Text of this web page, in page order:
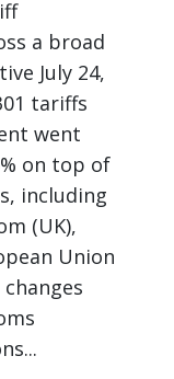
a broad
July 24,
tariffs
went
on top of
including
(UK),
Union